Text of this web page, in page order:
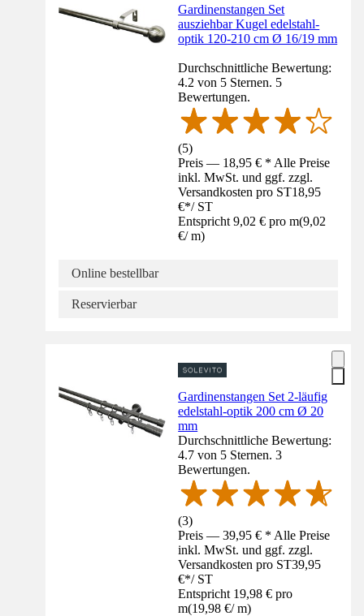
Gardinenstangen Set
ausziehbar Kugel edelstahl-
optik 120-210 cm Ø 16/19 mm
Durchschnittliche Bewertung:
4.2 von 5 Sternen. 5
Bewertungen.
(5)
Preis — 18,95 € * Alle Preise
inkl. MwSt. und ggf. zzgl.
Versandkosten pro ST18,95
€*/ ST
Entspricht 9,02 € pro m(9,02
€/ m)
Online bestellbar
Reservierbar
Gardinenstangen Set 2-läufig
edelstahl-optik 200 cm Ø 20
mm
Durchschnittliche Bewertung:
4.7 von 5 Sternen. 3
Bewertungen.
(3)
Preis — 39,95 € * Alle Preise
inkl. MwSt. und ggf. zzgl.
Versandkosten pro ST39,95
€*/ ST
Entspricht 19,98 € pro
m(19,98 €/ m)